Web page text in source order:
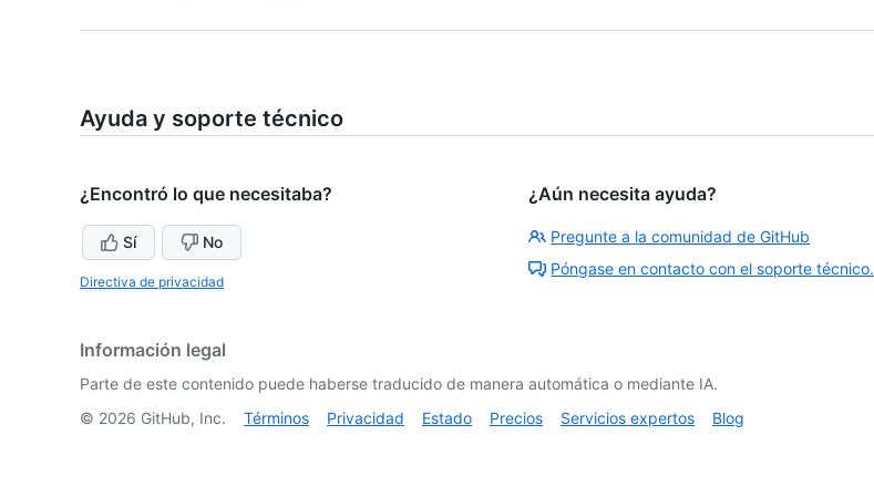
Ayuda y soporte técnico
¿Encontró lo que necesitaba?
Sí No
Directiva de privacidad
¿Aún necesita ayuda?
Pregunte a la comunidad de GitHub
Póngase en contacto con el soporte técnico.
Información legal
Parte de este contenido puede haberse traducido de manera automática o mediante IA.
© 2026 GitHub, Inc. Términos Privacidad Estado Precios Servicios expertos Blog